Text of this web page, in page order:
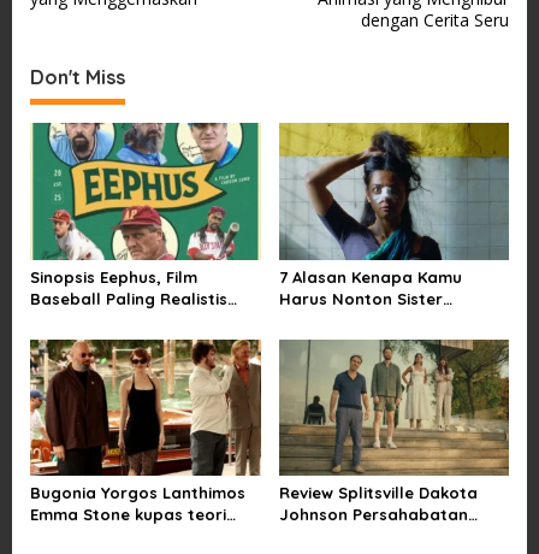
s
n
a
g
a
t
o
n
dengan Cerita Seru
Don't Miss
Sinopsis Eephus, Film
Baseball Paling Realistis
7 Alasan Kenapa Kamu
Harus Nonton Sister
Bugonia Yorgos Lanthimos
Emma Stone kupas teori
Review Splitsville Dakota
Johnson Persahabatan